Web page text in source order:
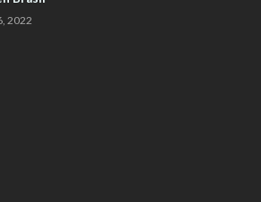
2022